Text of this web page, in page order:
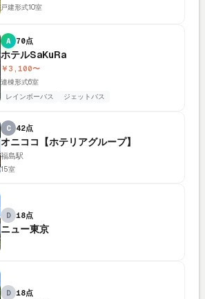
戸建形式10室
A 70点
ホテルSaKuRa
￥3,100〜
連棟形式6室
レインボーバス
ジェットバス
C 42点
オニココ【ホテリアグループ】
福島駅
15室
D 18点
ニュー東京
D 18点